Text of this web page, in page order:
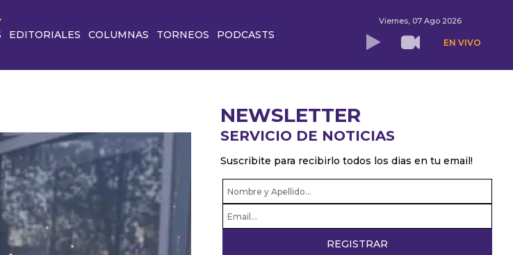
EDITORIALES COLUMNAS TORNEOS PODCASTS
Viernes, 07 Ago 2026
EN VIVO
NEWSLETTER
SERVICIO DE NOTICIAS
Suscribite para recibirlo todos los dias en tu email!